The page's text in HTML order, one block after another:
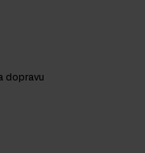
dopravu